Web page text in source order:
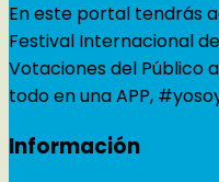
En este portal tendrás
Festival Internacional
Votaciones del Público
todo en una APP,
Información